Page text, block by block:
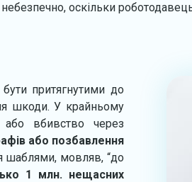
небезпечно, оскільки
притягнутими до
шкоди. У крайньому
вбивство через
або позбавлення
шаблями, мовляв, “до
1 млн. нещасних